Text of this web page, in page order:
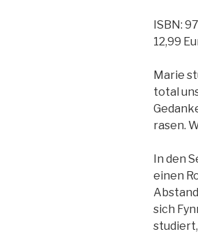
ISBN:
12,99
Marie
total
rasen.
In den
einen
sich